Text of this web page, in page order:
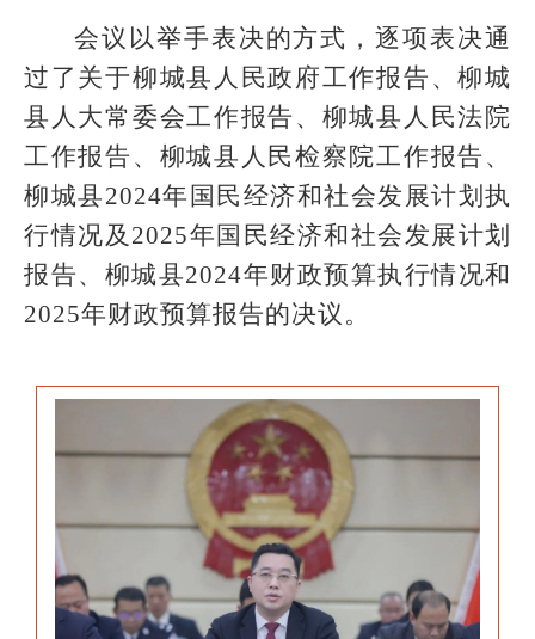
会议以举手表决的方式，逐项表决通
过了关于柳城县人民政府工作报告、柳城
县人大常委会工作报告、柳城县人民法院
工作报告、柳城县人民检察院工作报告、
柳城县2024年国民经济和社会发展计划执
行情况及2025年国民经济和社会发展计划
报告、柳城县2024年财政预算执行情况和
2025年财政预算报告的决议。